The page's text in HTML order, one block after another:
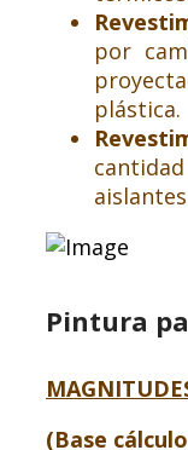
por
plástica.
Pintura
(Base